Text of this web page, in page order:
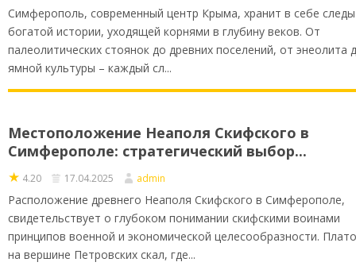
Симферополь, современный центр Крыма, хранит в себе следы
богатой истории, уходящей корнями в глубину веков. От
палеолитических стоянок до древних поселений, от энеолита
ямной культуры – каждый сл...
Местоположение Неаполя Скифского в
Симферополе: стратегический выбор...
★ 4.20 17.04.2025 admin
Расположение древнего Неаполя Скифского в Симферополе,
свидетельствует о глубоком понимании скифскими воинами
принципов военной и экономической целесообразности. Плато
на вершине Петровских скал, где...